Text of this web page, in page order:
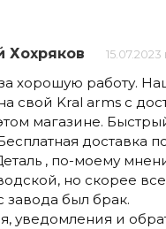
Хохряков 15.07.2023
хорошую работу.
свой Kral arms с
магазине.
доставка
, по-моему
но скорее
завода был брак.
уведомления и